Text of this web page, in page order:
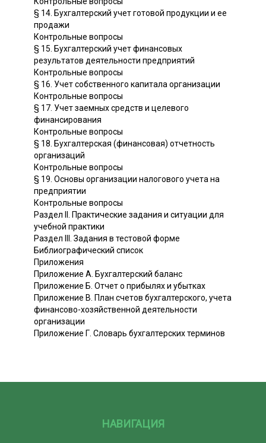
§ 14. Бухгалтерский учет готовой продукции и ее
продажи
Контрольные вопросы
§ 15. Бухгалтерский учет финансовых
результатов деятельности предприятий
Контрольные вопросы
§ 16. Учет собственного капитала организации
Контрольные вопросы
§ 17. Учет заемных средств и целевого
финансирования
Контрольные вопросы
§ 18. Бухгалтерская (финансовая) отчетность
организаций
Контрольные вопросы
§ 19. Основы организации налогового учета на
предприятии
Контрольные вопросы
Раздел II. Практические задания и ситуации для
учебной практики
Раздел III. Задания в тестовой форме
Библиографический список
Приложения
Приложение А. Бухгалтерский баланс
Приложение Б. Отчет о прибылях и убытках
Приложение В. План счетов бухгалтерского, учета
финансово-хозяйственной деятельности
организации
Приложение Г. Словарь бухгалтерских терминов
НАВИГАЦИЯ